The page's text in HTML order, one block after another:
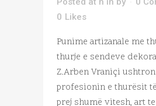
0 Likes
Punime artizanale me
thurje e sendeve
Z.Arben Vraniçi ushtron
profesionin e thurësit
prej shumë vitesh, art